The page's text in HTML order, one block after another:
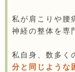
私が肩こりや腰
神経の整体を専
私自身、数多く
分と同じような